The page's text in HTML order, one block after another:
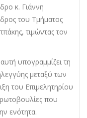
κ. Γιάννη
του Τμήματος
τιμώντας τον
υπογραμμίζει τη
μεταξύ των
του Επιμελητηρίου
που
ενότητα.